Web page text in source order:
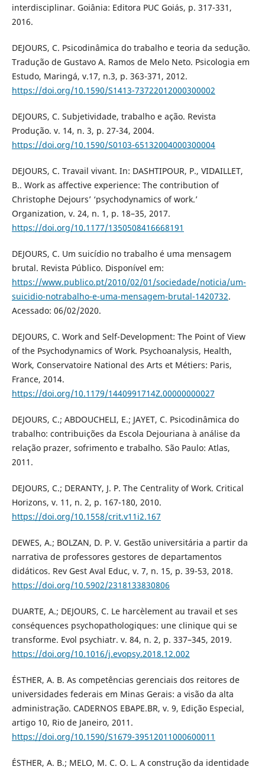
interdisciplinar. Goiânia: Editora PUC Goiás, p. 317-331,
2016.
DEJOURS, C. Psicodinâmica do trabalho e teoria da sedução.
Tradução de Gustavo A. Ramos de Melo Neto. Psicologia em
Estudo, Maringá, v.17, n.3, p. 363-371, 2012.
https://doi.org/10.1590/S1413-73722012000300002
DEJOURS, C. Subjetividade, trabalho e ação. Revista
Produção. v. 14, n. 3, p. 27-34, 2004.
https://doi.org/10.1590/S0103-65132004000300004
DEJOURS, C. Travail vivant. In: DASHTIPOUR, P., VIDAILLET,
B.. Work as affective experience: The contribution of
Christophe Dejours’ ‘psychodynamics of work.’
Organization, v. 24, n. 1, p. 18–35, 2017.
https://doi.org/10.1177/1350508416668191
DEJOURS, C. Um suicídio no trabalho é uma mensagem
brutal. Revista Público. Disponível em:
https://www.publico.pt/2010/02/01/sociedade/noticia/um-
suicidio-notrabalho-e-uma-mensagem-brutal-1420732.
Acessado: 06/02/2020.
DEJOURS, C. Work and Self-Development: The Point of View
of the Psychodynamics of Work. Psychoanalysis, Health,
Work, Conservatoire National des Arts et Métiers: Paris,
France, 2014.
https://doi.org/10.1179/1440991714Z.00000000027
DEJOURS, C.; ABDOUCHELI, E.; JAYET, C. Psicodinâmica do
trabalho: contribuições da Escola Dejouriana à análise da
relação prazer, sofrimento e trabalho. São Paulo: Atlas,
2011.
DEJOURS, C.; DERANTY, J. P. The Centrality of Work. Critical
Horizons, v. 11, n. 2, p. 167-180, 2010.
https://doi.org/10.1558/crit.v11i2.167
DEWES, A.; BOLZAN, D. P. V. Gestão universitária a partir da
narrativa de professores gestores de departamentos
didáticos. Rev Gest Aval Educ, v. 7, n. 15, p. 39-53, 2018.
https://doi.org/10.5902/2318133830806
DUARTE, A.; DEJOURS, C. Le harcèlement au travail et ses
conséquences psychopathologiques: une clinique qui se
transforme. Evol psychiatr. v. 84, n. 2, p. 337–345, 2019.
https://doi.org/10.1016/j.evopsy.2018.12.002
ÉSTHER, A. B. As competências gerenciais dos reitores de
universidades federais em Minas Gerais: a visão da alta
administração. CADERNOS EBAPE.BR, v. 9, Edição Especial,
artigo 10, Rio de Janeiro, 2011.
https://doi.org/10.1590/S1679-39512011000600011
ÉSTHER, A. B.; MELO, M. C. O. L. A construção da identidade